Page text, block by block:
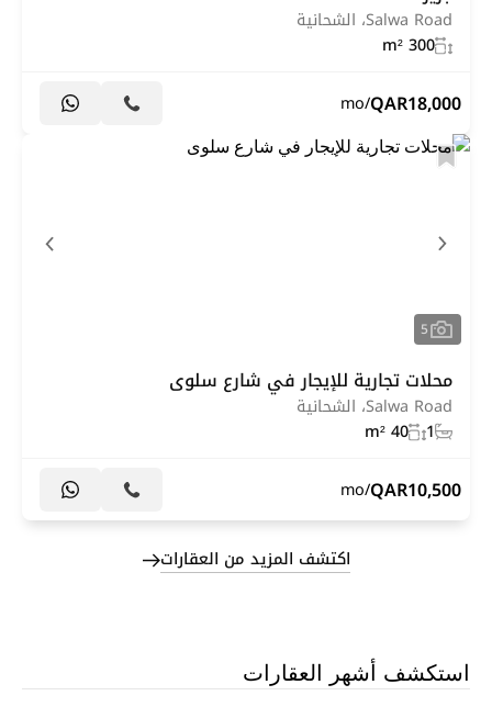
Salwa Road، الشحانية
300 m²
18,000
QAR
/mo
5
محلات تجارية للإيجار في شارع سلوى
Salwa Road، الشحانية
1
40 m²
10,500
QAR
/mo
اكتشف المزيد من العقارات
استكشف أشهر العقارات